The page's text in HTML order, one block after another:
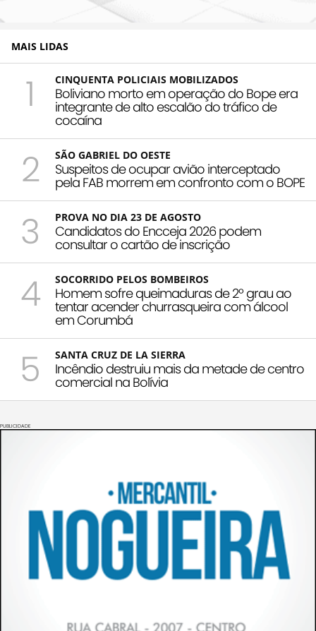
MAIS LIDAS
1 CINQUENTA POLICIAIS MOBILIZADOS
Boliviano morto em operação do Bope era
integrante de alto escalão do tráfico de
cocaína
2 SÃO GABRIEL DO OESTE
Suspeitos de ocupar avião interceptado
pela FAB morrem em confronto com o BOPE
3 PROVA NO DIA 23 DE AGOSTO
Candidatos do Encceja 2026 podem
consultar o cartão de inscrição
4 SOCORRIDO PELOS BOMBEIROS
Homem sofre queimaduras de 2º grau ao
tentar acender churrasqueira com álcool
em Corumbá
5 SANTA CRUZ DE LA SIERRA
Incêndio destruiu mais da metade de centro
comercial na Bolívia
PUBLICIDADE